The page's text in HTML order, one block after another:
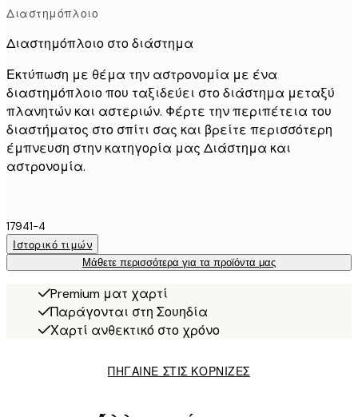
Διαστημόπλοιο
Διαστημόπλοιο στο διάστημα
Εκτύπωση με θέμα την αστρονομία με ένα
διαστημόπλοιο που ταξιδεύει στο διάστημα μεταξύ
πλανητών και αστεριών. Φέρτε την περιπέτεια του
διαστήματος στο σπίτι σας και βρείτε περισσότερη
έμπνευση στην κατηγορία μας Διάστημα και
αστρονομία.
17941-4
Ιστορικό τιμών
Μάθετε περισσότερα για τα προϊόντα μας
Premium ματ χαρτί
Παράγονται στη Σουηδία
Χαρτί ανθεκτικό στο χρόνο
ΠΗΓΑΙΝΕ ΣΤΙΣ ΚΟΡΝΙΖΕΣ